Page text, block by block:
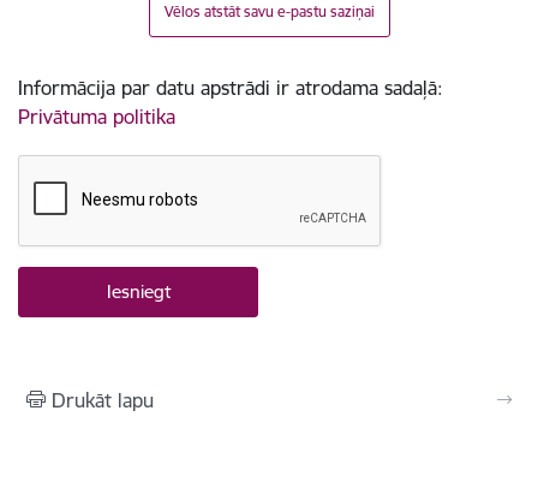
Vēlos atstāt savu e-pastu saziņai
Informācija par datu apstrādi ir atrodama sadaļā:
Privātuma politika
Drukāt lapu